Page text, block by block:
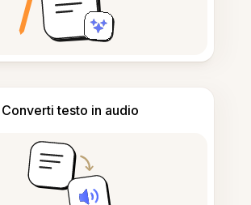
Converti testo in audio